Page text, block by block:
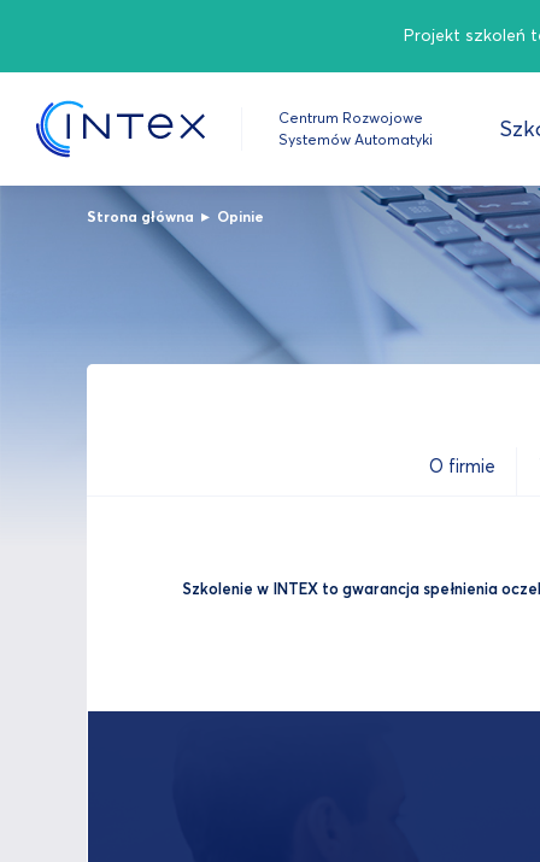
Projekt szkoleń
Centrum Rozwojowe
Systemów Automatyki
Strona główna ▸ Opinie
O firmie
Szkolenie w INTEX to gwarancja spełnienia